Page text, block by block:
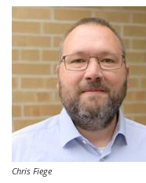
Chris Fiege